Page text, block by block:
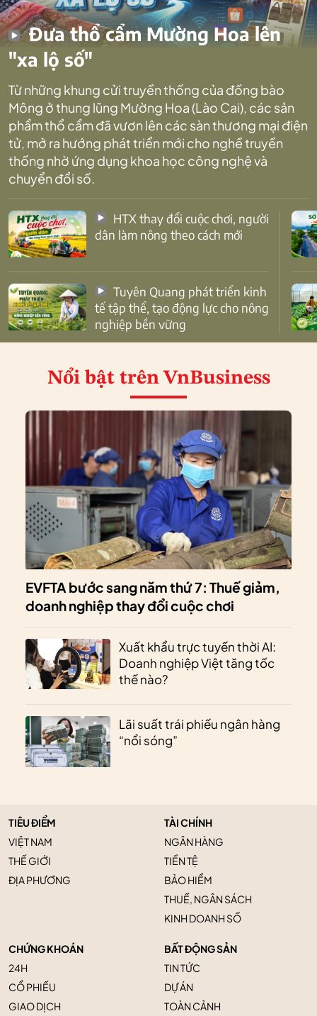
Đưa thổ cẩm Mường Hoa lên
"xa lộ số"
Từ những khung cửi truyền thống của đồng bào
Mông ở thung lũng Mường Hoa (Lào Cai), các sản
phẩm thổ cẩm đã vươn lên các sàn thương mại điện
tử, mở ra hướng phát triển mới cho nghề truyền
thống nhờ ứng dụng khoa học công nghệ và
chuyển đổi số.
dân làm nông theo cách mới
tế tập thể, tạo động lực cho nông
nghiệp bền vững
Nổi bật trên VnBusiness
EVFTA bước sang năm thứ 7: Thuế giảm,
doanh nghiệp thay đổi cuộc chơi
Xuất khẩu trực tuyến thời AI:
Doanh nghiệp Việt tăng tốc
thế nào?
Lãi suất trái phiếu ngân hàng
“nổi sóng”
TIÊU ĐIỂM
VIỆT NAM
THẾ GIỚI
ĐỊA PHƯƠNG
TÀI CHÍNH
NGÂN HÀNG
TIỀN TỆ
BẢO HIỂM
THUẾ, NGÂN SÁCH
KINH DOANH SỐ
CHỨNG KHOÁN
24H
CỔ PHIẾU
GIAO DỊCH
BẤT ĐỘNG SẢN
TIN TỨC
DỰ ÁN
TOÀN CẢNH